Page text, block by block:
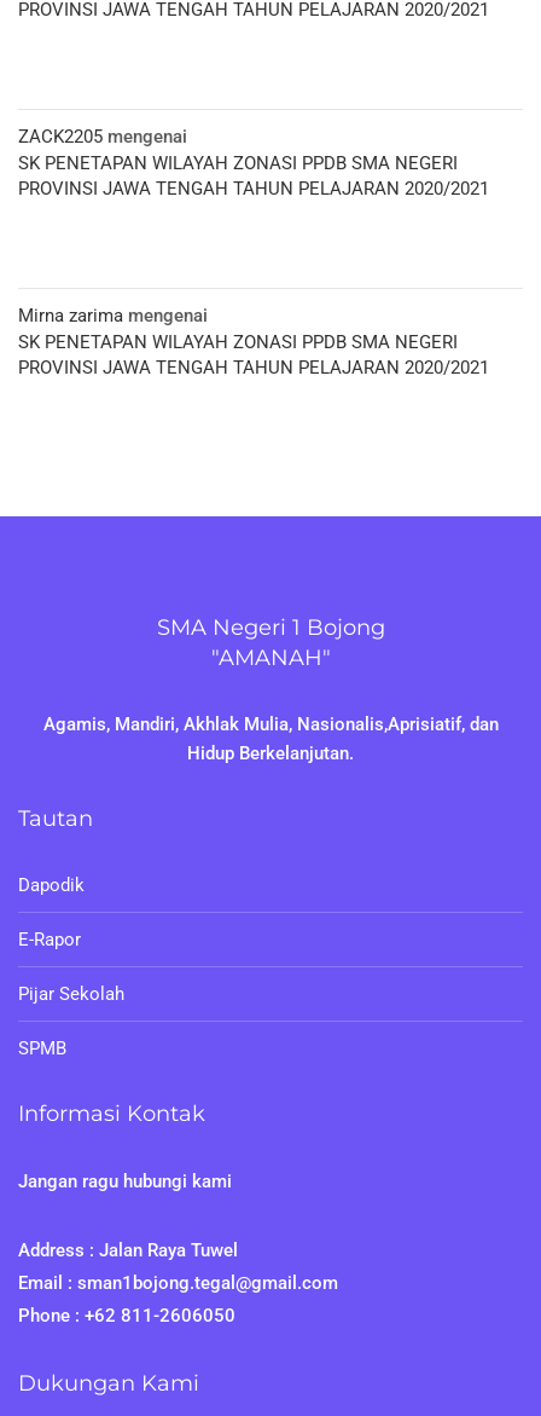
PROVINSI JAWA TENGAH TAHUN PELAJARAN 2020/2021
ZACK2205 mengenai
SK PENETAPAN WILAYAH ZONASI PPDB SMA NEGERI
PROVINSI JAWA TENGAH TAHUN PELAJARAN 2020/2021
Mirna zarima mengenai
SK PENETAPAN WILAYAH ZONASI PPDB SMA NEGERI
PROVINSI JAWA TENGAH TAHUN PELAJARAN 2020/2021
SMA Negeri 1 Bojong
"AMANAH"
Agamis, Mandiri, Akhlak Mulia, Nasionalis,Aprisiatif, dan
Hidup Berkelanjutan.
Tautan
Dapodik
E-Rapor
Pijar Sekolah
SPMB
Informasi Kontak
Jangan ragu hubungi kami
Address : Jalan Raya Tuwel
Email : sman1bojong.tegal@gmail.com
Phone : +62 811-2606050
Dukungan Kami